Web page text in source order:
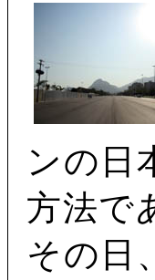
ンの日
方法で
その日